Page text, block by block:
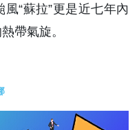
“蘇拉”更是近七年內
帶氣旋。